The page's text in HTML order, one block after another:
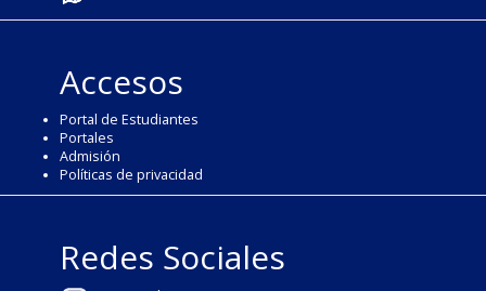
Accesos
Portal de Estudiantes
Portales
Admisión
Políticas de privacidad
Redes Sociales